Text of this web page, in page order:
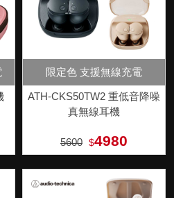
限定色 支援無線充電
ATH-CKS50TW2 重低音降噪
真無線耳機
5600 $4980